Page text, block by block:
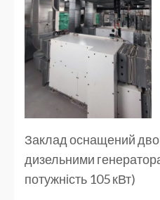
Заклад оснащений
дизельними
потужність 105 кВт)